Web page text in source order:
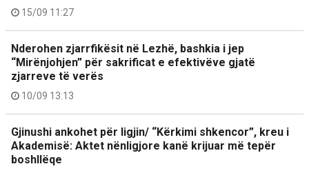
15/09 11:27
Nderohen zjarrfikësit në Lezhë, bashkia i jep
“Mirënjohjen” për sakrificat e efektivëve gjatë
zjarreve të verës
10/09 13:13
Gjinushi ankohet për ligjin/ “Kërkimi shkencor”, kreu i
Akademisë: Aktet nënligjore kanë krijuar më tepër
boshllëqe